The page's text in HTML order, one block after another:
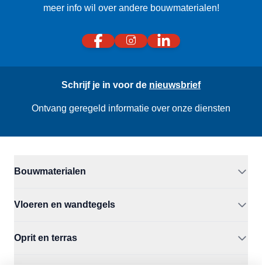
meer info wil over andere bouwmaterialen!
Schrijf je in voor de nieuwsbrief
Ontvang geregeld informatie over onze diensten
Bouwmaterialen
Vloeren en wandtegels
Oprit en terras